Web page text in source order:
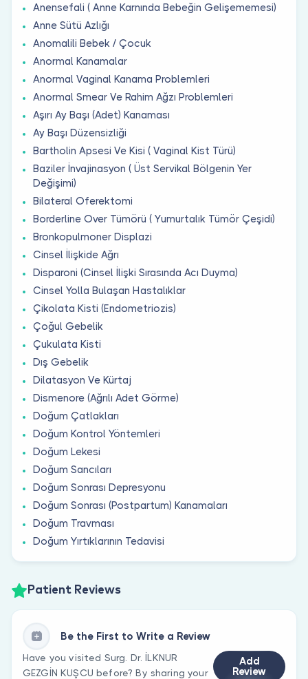
Anensefali ( Anne Karnında Bebeğin Gelişememesi)
Anne Sütü Azlığı
Anomalili Bebek / Çocuk
Anormal Kanamalar
Anormal Vaginal Kanama Problemleri
Anormal Smear Ve Rahim Ağzı Problemleri
Aşırı Ay Başı (Adet) Kanaması
Ay Başı Düzensizliği
Bartholin Apsesi Ve Kisi ( Vaginal Kist Türü)
Baziler İnvajinasyon ( Üst Servikal Bölgenin Yer
Değişimi)
Bilateral Oferektomi
Borderline Over Tümörü ( Yumurtalık Tümör Çeşidi)
Bronkopulmoner Displazi
Cinsel İlişkide Ağrı
Disparoni (Cinsel İlişki Sırasında Acı Duyma)
Cinsel Yolla Bulaşan Hastalıklar
Çikolata Kisti (Endometriozis)
Çoğul Gebelik
Çukulata Kisti
Dış Gebelik
Dilatasyon Ve Kürtaj
Dismenore (Ağrılı Adet Görme)
Doğum Çatlakları
Doğum Kontrol Yöntemleri
Doğum Lekesi
Doğum Sancıları
Doğum Sonrası Depresyonu
Doğum Sonrası (Postpartum) Kanamaları
Doğum Travması
Doğum Yırtıklarının Tedavisi
Patient Reviews
Be the First to Write a Review
Have you visited Surg. Dr. İLKNUR
GEZGİN KUŞCU before? By sharing your
Add
Review